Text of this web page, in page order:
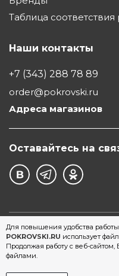
Для повышения удобства
POKROVSKI.RU использует
Продолжая работу с веб-сайтом,
файлами.
Таблица
Наши контакты
+7 (343) 288 78 89
order@pokrovski.ru
Адреса магазинов
Оставайтесь на
©1997 - 2026
магазинов